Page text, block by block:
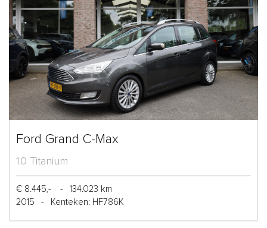
Ford Grand C-Max
1.0 Titanium
€ 8.445,- -
134.023 km
2015
- Kenteken: HF786K